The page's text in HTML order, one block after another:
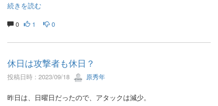
続きを読む
0 1 0
休日は攻撃者も休日？
投稿日時 : 2023/09/18 原秀年
昨日は、日曜日だったので、アタックは減少。